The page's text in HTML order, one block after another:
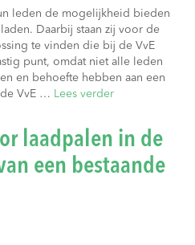
leden de mogelijkheid bieden
Daarbij staan zij voor de
te vinden die bij de VvE
punt, omdat niet alle leden
en behoefte hebben aan een
de VvE … Lees verder
laadpalen in de
een bestaande